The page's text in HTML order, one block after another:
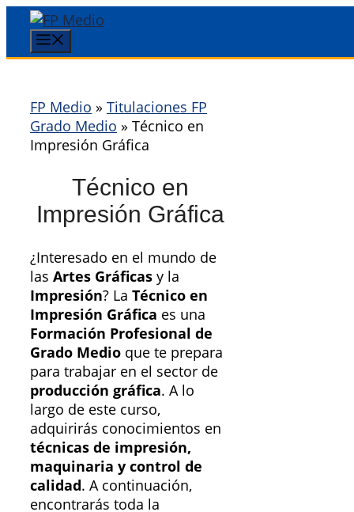
Saltar
contenido
FP Medio » Titulaciones FP
Grado Medio » Técnico en
Impresión Gráfica
Técnico en
Impresión Gráfica
¿Interesado en el mundo de
las Artes Gráficas y la
Impresión? La Técnico en
Impresión Gráfica es una
Formación Profesional de
Grado Medio que te prepara
para trabajar en el sector de
producción gráfica. A lo
largo de este curso,
adquirirás conocimientos en
técnicas de impresión,
maquinaria y control de
calidad. A continuación,
encontrarás toda la